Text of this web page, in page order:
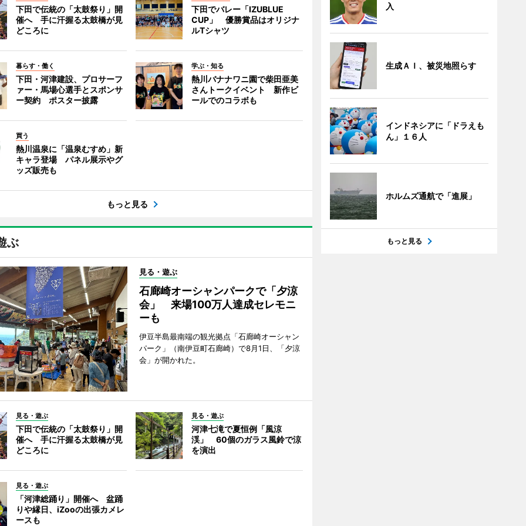
下田で伝統の「太鼓祭り」開
催へ 手に汗握る太鼓橋が見
どころに
下田でバレー「IZUBLUE
CUP」 優勝賞品はオリジナ
ルTシャツ
暮らす・働く
下田・河津建設、プロサーフ
ァー・馬場心選手とスポンサ
ー契約 ポスター披露
学ぶ・知る
熱川バナナワニ園で柴田亜美
さんトークイベント 新作ビ
ールでのコラボも
買う
熱川温泉に「温泉むすめ」新
キャラ登場 パネル展示やグ
ッズ販売も
もっと見る
ぶ
見る・遊ぶ
石廊崎オーシャンパークで「夕涼
会」 来場100万人達成セレモニ
ーも
伊豆半島最南端の観光拠点「石廊崎オーシャン
パーク」（南伊豆町石廊崎）で8月1日、「夕涼
会」が開かれた。
見る・遊ぶ
下田で伝統の「太鼓祭り」開
催へ 手に汗握る太鼓橋が見
どころに
見る・遊ぶ
河津七滝で夏恒例「風涼
渓」 60個のガラス風鈴で涼
を演出
見る・遊ぶ
「河津総踊り」開催へ 盆踊
りや縁日、iZooの出張カメレ
ースも
入
生成ＡＩ、被災地照らす
インドネシアに「ドラえも
ん」１６人
ホルムズ通航で「進展」
もっと見る